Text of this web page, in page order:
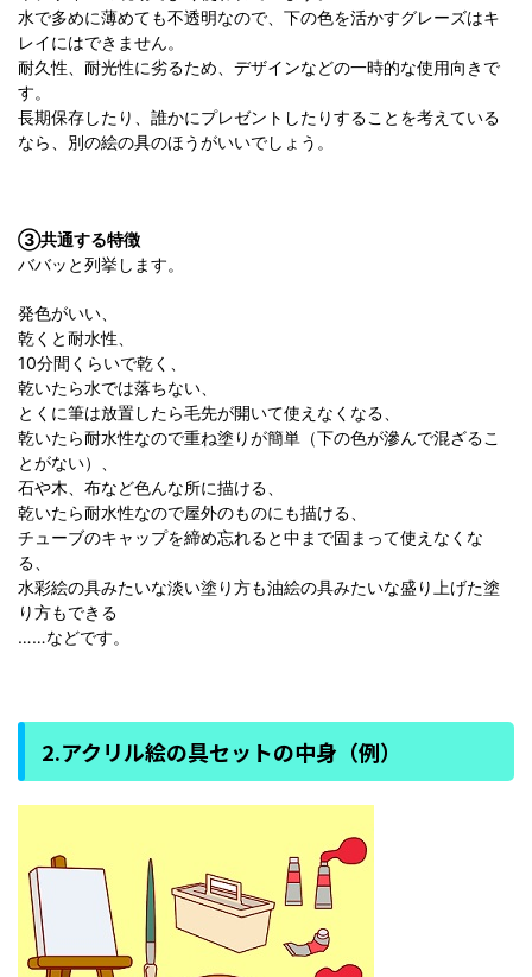
水で多めに薄めても不透明なので、下の色を活かすグレーズはキ
レイにはできません。
耐久性、耐光性に劣るため、デザインなどの一時的な使用向きで
す。
長期保存したり、誰かにプレゼントしたりすることを考えている
なら、別の絵の具のほうがいいでしょう。
③共通する特徴
ババッと列挙します。
発色がいい、
乾くと耐水性、
10分間くらいで乾く、
乾いたら水では落ちない、
とくに筆は放置したら毛先が開いて使えなくなる、
乾いたら耐水性なので重ね塗りが簡単（下の色が滲んで混ざるこ
とがない）、
石や木、布など色んな所に描ける、
乾いたら耐水性なので屋外のものにも描ける、
チューブのキャップを締め忘れると中まで固まって使えなくな
る、
水彩絵の具みたいな淡い塗り方も油絵の具みたいな盛り上げた塗
り方もできる
……などです。
2.アクリル絵の具セットの中身（例）